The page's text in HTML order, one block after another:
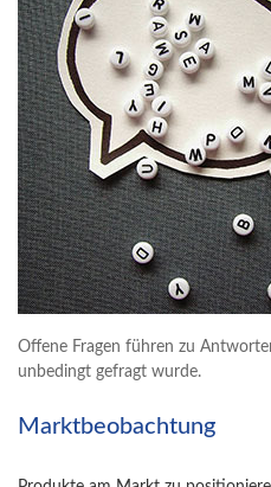
Offene Fragen führen zu
unbedingt gefragt wurde.
Marktbeobachtung